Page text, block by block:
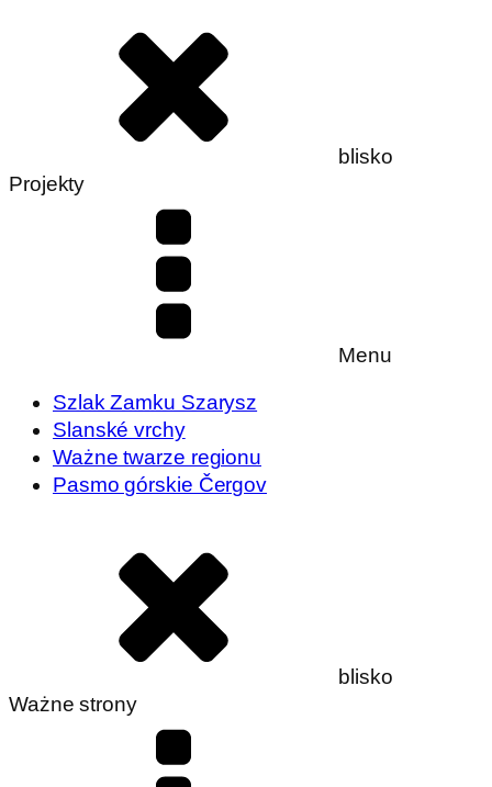
blisko
Projekty
Menu
Szlak Zamku Szarysz
Slanské vrchy
Ważne twarze regionu
Pasmo górskie Čergov
blisko
Ważne strony